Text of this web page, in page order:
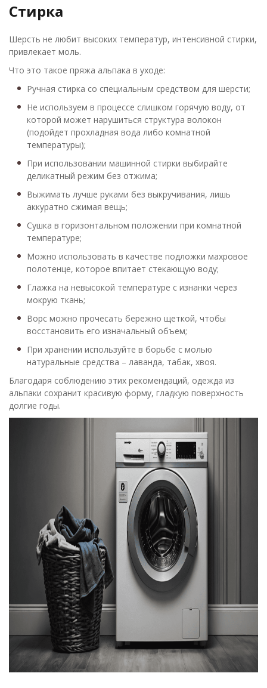
Стирка
Шерсть не любит высоких температур, интенсивной стирки,
привлекает моль.
Что это такое пряжа альпака в уходе:
Ручная стирка со специальным средством для шерсти;
Не используем в процессе слишком горячую воду, от
которой может нарушиться структура волокон
(подойдет прохладная вода либо комнатной
температуры);
При использовании машинной стирки выбирайте
деликатный режим без отжима;
Выжимать лучше руками без выкручивания, лишь
аккуратно сжимая вещь;
Сушка в горизонтальном положении при комнатной
температуре;
Можно использовать в качестве подложки махровое
полотенце, которое впитает стекающую воду;
Глажка на невысокой температуре с изнанки через
мокрую ткань;
Ворс можно прочесать бережно щеткой, чтобы
восстановить его изначальный объем;
При хранении используйте в борьбе с молью
натуральные средства – лаванда, табак, хвоя.
Благодаря соблюдению этих рекомендаций, одежда из
альпаки сохранит красивую форму, гладкую поверхность
долгие годы.